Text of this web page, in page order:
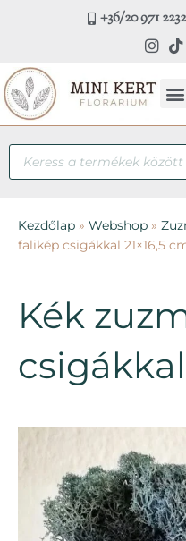
+36/20 971 2232
Products
search
Kezdőlap » Webshop »
falikép csigákkal 21×16,5
Kék
csigákkal